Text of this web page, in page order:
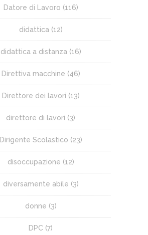
Datore di Lavoro (116)
didattica (12)
didattica a distanza (16)
Direttiva macchine (46)
Direttore dei lavori (13)
direttore di lavori (3)
Dirigente Scolastico (23)
disoccupazione (12)
diversamente abile (3)
donne (3)
DPC (7)